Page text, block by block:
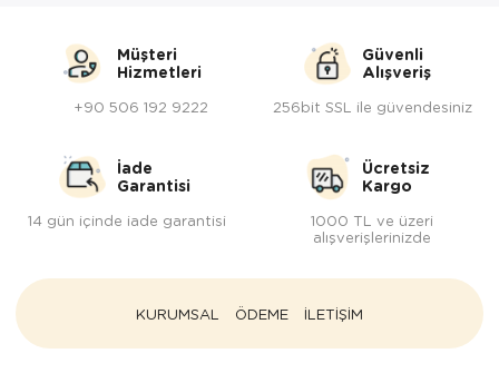
Müşteri
Hizmetleri
+90 506 192 9222
Güvenli
Alışveriş
256bit SSL ile güvendesiniz
İade
Garantisi
14 gün içinde iade garantisi
Ücretsiz
Kargo
1000 TL ve üzeri
alışverişlerinizde
KURUMSAL ÖDEME İLETİŞİM